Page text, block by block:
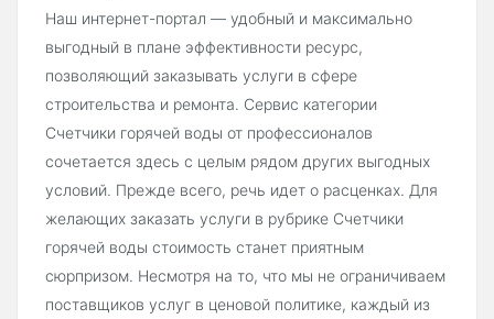
Наш интернет-портал — удобный и максимально
выгодный в плане эффективности ресурс,
позволяющий заказывать услуги в сфере
строительства и ремонта. Сервис категории
Счетчики горячей воды от профессионалов
сочетается здесь с целым рядом других выгодных
условий. Прежде всего, речь идет о расценках. Для
желающих заказать услуги в рубрике Счетчики
горячей воды стоимость станет приятным
сюрпризом. Несмотря на то, что мы не ограничиваем
поставщиков услуг в ценовой политике, каждый из